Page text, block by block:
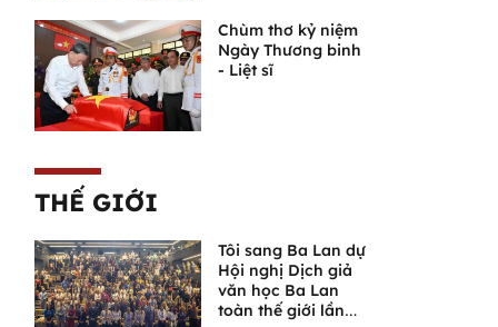
Chùm thơ kỷ niệm
Ngày Thương binh
- Liệt sĩ
THẾ GIỚI
Tôi sang Ba Lan dự
Hội nghị Dịch giả
văn học Ba Lan
toàn thế giới lần